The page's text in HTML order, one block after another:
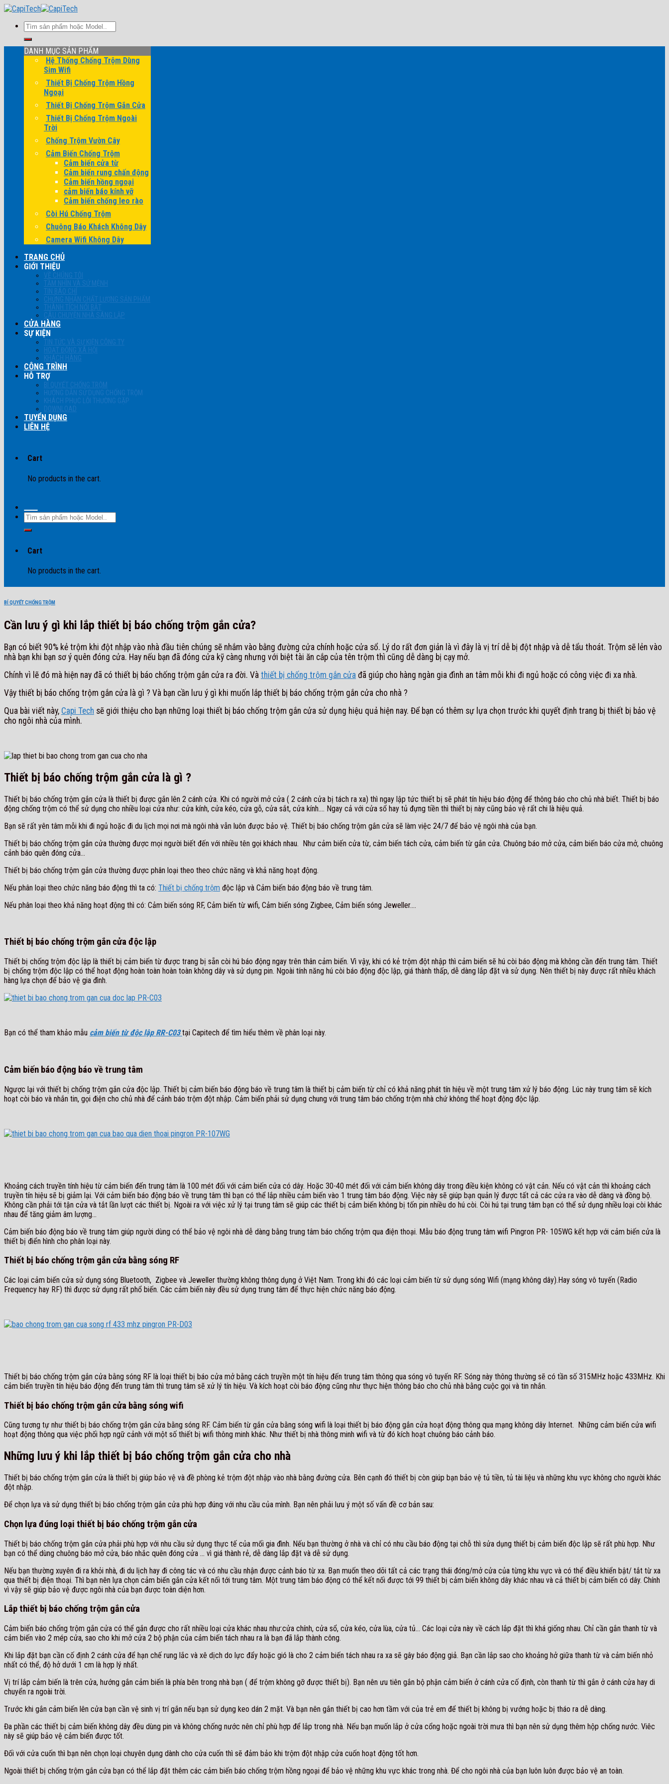
Skip
contentSearch
for:
DANH MỤC SẢN PHẨM
Hệ Thống Chống Trộm Dùng
Sim Wifi
Thiết Bị Chống Trộm Hồng
Ngoại
Thiết Bị Chống Trộm Gắn Cửa
Thiết Bị Chống Trộm Ngoài
Trời
Chống Trộm Vườn Cây
Cảm Biến Chống Trộm
Cảm biến cửa từ
Cảm biến rung chấn động
Cảm biến hồng ngoại
cảm biến báo kính vỡ
Cảm biến chống leo rào
Còi Hú Chống Trộm
Chuông Báo Khách Không Dây
Camera Wifi Không Dây
TRANG CHỦ
GIỚI THIỆU
VỀ CHÚNG TÔI
TẦM NHÌN VÀ SỨ MỆNH
TIN BÁO CHÍ
CHỨNG NHẬN CHẤT LƯỢNG SẢN PHẨM
THÀNH TÍCH NỔI BẬT
CÂU CHUYỆN NHÀ SÁNG LẬP
CỬA HÀNG
SỰ KIỆN
TIN TỨC VÀ SỰ KIỆN CÔNG TY
HOẠT ĐỘNG XÃ HỘI
KHÁCH HÀNG
CÔNG TRÌNH
HỖ TRỢ
BÍ QUYẾT CHỐNG TRỘM
HƯỚNG DẪN SỬ DỤNG CHỐNG TRỘM
KHÁCH PHỤC LỖI THƯỜNG GẶP
DOWNLOAD
TUYỂN DỤNG
LIÊN HỆ
Cart
No products in the cart.
Search
for:
Cart
No products in the cart.
BÍ QUYẾT CHỐNG TRỘM
Cần lưu ý gì khi lắp thiết bị báo chống trộm gắn cửa?
Bạn có biết 90% kẻ trộm khi đột nhập vào nhà đầu tiên chúng sẽ nhắm vào bằng đường cửa chính hoặc cửa sổ. Lý do rất đơn giản là vì đây là vị trí dễ bị đột nhập và dễ tẩu thoát. Trộm sẽ lẻn vào
nhà bạn khi bạn sơ ý quên đóng cửa. Hay nếu bạn đã đóng cửa kỹ càng nhưng với biệt tài ăn cắp của tên trộm thì cũng dễ dàng bị cạy mở.
Chính vì lẽ đó mà hiện nay đã có thiết bị báo chống trộm gắn cửa ra đời. Và thiết bị chống trộm gắn cửa đã giúp cho hàng ngàn gia đình an tâm mỗi khi đi ngủ hoặc có công việc đi xa nhà.
Vậy thiết bị báo chống trộm gắn cửa là gì ? Và bạn cần lưu ý gì khi muốn lắp thiết bị báo chống trộm gắn cửa cho nhà ?
Qua bài viết này, Capi Tech sẽ giới thiệu cho bạn những loại thiết bị báo chống trộm gắn cửa sử dụng hiệu quả hiện nay. Để bạn có thêm sự lựa chọn trước khi quyết định trang bị thiết bị bảo vệ
cho ngôi nhà của mình.
Thiết bị báo chống trộm gắn cửa là gì ?
Thiết bị báo chống trộm gắn cửa là thiết bị được gắn lên 2 cánh cửa. Khi có người mở cửa ( 2 cánh cửa bị tách ra xa) thì ngay lập tức thiết bị sẽ phát tín hiệu báo động để thông báo cho chủ nhà biết. Thiết bị báo
động chống trộm có thể sử dụng cho nhiều loại cửa như: cửa kính, cửa kéo, cửa gỗ, cửa sắt, cửa kính…. Ngay cả với cửa sổ hay tủ đựng tiền thì thiết bị này cũng bảo vệ rất chi là hiệu quả.
Bạn sẽ rất yên tâm mỗi khi đi ngủ hoặc đi du lịch mọi nơi mà ngôi nhà vẫn luôn được bảo vệ. Thiết bị báo chống trộm gắn cửa sẽ làm việc 24/7 để bảo vệ ngôi nhà của bạn.
Thiết bị báo chống trộm gắn cửa thường được mọi người biết đến với nhiều tên gọi khách nhau. Như cảm biến cửa từ, cảm biến tách cửa, cảm biến từ gắn cửa. Chuông báo mở cửa, cảm biến báo cửa mở, chuông
cảnh báo quên đóng cửa…
Thiết bị báo chống trộm gắn cửa thường được phân loại theo theo chức năng và khả năng hoạt động.
Nếu phân loại theo chức năng báo động thì ta có: Thiết bị chống trộm độc lập và Cảm biến báo động báo về trung tâm.
Nếu phân loại theo khả năng hoạt động thì có: Cảm biến sóng RF, Cảm biến từ wifi, Cảm biến sóng Zigbee, Cảm biến sóng Jeweller….
Thiết bị báo chống trộm gắn cửa độc lập
Thiết bị chống trộm độc lập là thiết bị cảm biến từ được trang bị sẵn còi hú báo động ngay trên thân cảm biến. Vì vậy, khi có kẻ trộm đột nhập thì cảm biến sẽ hú còi báo động mà không cần đến trung tâm. Thiết
bị chống trộm độc lập có thể hoạt động hoàn toàn hoàn toàn không dây và sử dụng pin. Ngoài tính năng hú còi báo động độc lập, giá thành thấp, dễ dàng lắp đặt và sử dụng. Nên thiết bị này được rất nhiều khách
hàng lựa chọn để bảo vệ gia đình.
Bạn có thể tham khảo mẫu cảm biến từ độc lập RR-C03 tại Capitech để tìm hiểu thêm về phân loại này.
Cảm biến báo động báo về trung tâm
Ngược lại với thiết bị chống trộm gắn cửa độc lập. Thiết bị cảm biến báo động báo về trung tâm là thiết bị cảm biến từ chỉ có khả năng phát tín hiệu về một trung tâm xử lý báo động. Lúc này trung tâm sẽ kích
hoạt còi báo và nhắn tin, gọi điện cho chủ nhà để cảnh báo trộm đột nhập. Cảm biến phải sử dụng chung với trung tâm báo chống trộm nhà chứ không thể hoạt động độc lập.
Khoảng cách truyền tính hiệu từ cảm biến đến trung tâm là 100 mét đối với cảm biến cửa có dây. Hoặc 30-40 mét đối với cảm biến không dây trong điều kiện không có vật cản. Nếu có vật cản thì khoảng cách
truyền tín hiệu sẽ bị giảm lại. Với cảm biến báo động báo về trung tâm thì bạn có thể lắp nhiều cảm biến vào 1 trung tâm báo động. Việc này sẽ giúp bạn quản lý được tất cả các cửa ra vào dễ dàng và đồng bộ.
Không cần phải tới tận cửa và tắt lần lượt các thiết bị. Ngoài ra với việc xử lý tại trung tâm sẽ giúp các thiết bị cảm biến không bị tốn pin nhiều do hú còi. Còi hú tại trung tâm bạn có thể sử dụng nhiều loại còi khác
nhau để tăng giảm âm lượng…
Cảm biến báo động báo về trung tâm giúp người dùng có thể bảo vệ ngôi nhà dễ dàng bằng trung tâm báo chống trộm qua điện thoại. Mẫu báo động trung tâm wifi Pingron PR- 105WG kết hợp với cảm biến cửa là
thiết bị điển hình cho phân loại này.
Thiết bị báo chống trộm gắn cửa bằng sóng RF
Các loại cảm biến cửa sử dụng sóng Bluetooth, Zigbee và Jeweller thường không thông dụng ở Việt Nam. Trong khi đó các loại cảm biến từ sử dụng sóng Wifi (mạng không dây).Hay sóng vô tuyến (Radio
Frequency hay RF) thì được sử dụng rất phổ biến. Các cảm biến này đều sử dụng trung tâm để thực hiện chức năng báo động.
Thiết bị báo chống trộm gắn cửa bằng sóng RF là loại thiết bị báo cửa mở bằng cách truyền một tín hiệu đến trung tâm thông qua sóng vô tuyến RF. Sóng này thông thường sẽ có tần số 315MHz hoặc 433MHz. Khi
cảm biến truyền tín hiệu báo động đến trung tâm thì trung tâm sẽ xử lý tín hiệu. Và kích hoạt còi báo động cũng như thực hiện thông báo cho chủ nhà bằng cuộc gọi và tin nhắn.
Thiết bị báo chống trộm gắn cửa bằng sóng wifi
Cũng tương tự như thiết bị báo chống trộm gắn cửa bằng sóng RF. Cảm biến từ gắn cửa bằng sóng wifi là loại thiết bị báo động gắn cửa hoạt động thông qua mạng không dây Internet. Những cảm biến cửa wifi
hoạt động thông qua việc phối hợp ngữ cảnh với một số thiết bị wifi thông minh khác. Như thiết bị nhà thông minh wifi và từ đó kích hoạt chuông báo cảnh báo.
Những lưu ý khi lắp thiết bị báo chống trộm gắn cửa cho nhà
Thiết bị báo chống trộm gắn cửa là thiết bị giúp bảo vệ và đề phòng kẻ trộm đột nhập vào nhà bằng đường cửa. Bên cạnh đó thiết bị còn giúp bạn bảo vệ tủ tiền, tủ tài liệu và những khu vực không cho người khác
đột nhập.
Để chọn lựa và sử dụng thiết bị báo chống trộm gắn cửa phù hợp đúng với nhu cầu của mình. Bạn nên phải lưu ý một số vấn đề cơ bản sau:
Chọn lựa đúng loại thiết bị báo chống trộm gắn cửa
Thiết bị báo chống trộm gắn cửa phải phù hợp với nhu cầu sử dụng thực tế của mối gia đình. Nếu bạn thường ở nhà và chỉ có nhu cầu báo động tại chỗ thì sửa dụng thiết bị cảm biến độc lập sẽ rất phù hợp. Như
bạn có thể dùng chuông báo mở cửa, báo nhắc quên đóng cửa … vì giá thành rẻ, dễ dàng lắp đặt và dễ sử dụng.
Nếu bạn thường xuyên đi ra khỏi nhà, đi du lịch hay đi công tác và có nhu cầu nhận được cảnh báo từ xa. Bạn muốn theo dõi tất cả các trạng thái đóng/mở cửa của từng khu vực và có thể điều khiển bật/ tắt từ xa
qua thiết bị điện thoại. Thì bạn nên lựa chọn cảm biến gắn cửa kết nối tới trung tâm. Một trung tâm báo động có thể kết nối được tới 99 thiết bị cảm biến không dây khác nhau và cả thiết bị cảm biến có dây. Chính
vì vậy sẽ giúp bảo vệ được ngôi nhà của bạn được toàn diện hơn.
Lắp thiết bị báo chống trộm gắn cửa
Cảm biến báo chống trộm gắn cửa có thể gắn được cho rất nhiều loại cửa khác nhau như:cửa chính, cửa sổ, cửa kéo, cửa lùa, cửa tủ… Các loại cửa này về cách lắp đặt thì khá giống nhau. Chỉ cần gắn thanh từ và
cảm biến vào 2 mép cửa, sao cho khi mở cửa 2 bộ phận của cảm biến tách nhau ra là bạn đã lắp thành công.
Khi lắp đặt bạn cần cố định 2 cánh cửa để hạn chế rung lắc và xê dịch do lực đẩy hoặc gió là cho 2 cảm biến tách nhau ra xa sẽ gây báo động giả. Bạn cần lắp sao cho khoảng hở giữa thanh từ và cảm biến nhỏ
nhất có thể, độ hở dưới 1 cm là hợp lý nhất.
Vị trí lắp cảm biến là trên cửa, hướng gắn cảm biến là phía bên trong nhà bạn ( để trộm không gỡ được thiết bị). Bạn nên ưu tiên gắn bộ phận cảm biến ở cánh cửa cố định, còn thanh từ thì gắn ở cánh cửa hay di
chuyển ra ngoài trời.
Trước khi gắn cảm biến lên cửa bạn cần vệ sinh vị trí gắn nếu bạn sử dụng keo dán 2 mặt. Và bạn nên gắn thiết bị cao hơn tầm với của trẻ em để thiết bị không bị vướng hoặc bị tháo ra dễ dàng.
Đa phần các thiết bị cảm biến không dây đều dùng pin và không chống nước nên chỉ phù hợp để lắp trong nhà. Nếu bạn muốn lắp ở cửa cổng hoặc ngoài trời mưa thì bạn nên sử dụng thêm hộp chống nước. Viêc
này sẽ giúp bảo vệ cảm biến được tốt.
Đối với cửa cuốn thì bạn nên chọn loại chuyên dụng dành cho cửa cuốn thì sẽ đảm bảo khi trộm đột nhập cửa cuốn hoạt động tốt hơn.
Ngoài thiết bị chống trộm gắn cửa bạn có thể lắp đặt thêm các cảm biến báo chống trộm hồng ngoại để bảo vệ những khu vực khác trong nhà. Để cho ngôi nhà của bạn luôn luôn được bảo vệ an toàn.